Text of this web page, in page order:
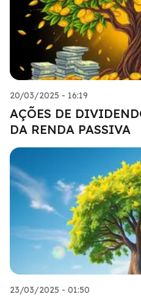
20/03/2025 - 16:19
AÇÕES DE
DA RENDA PASSIVA
23/03/2025 - 01:50